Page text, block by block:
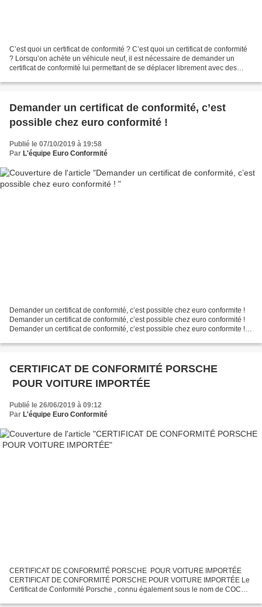
C’est quoi un certificat de conformité ? C’est quoi un certificat de conformité
? Lorsqu’on achète un véhicule neuf, il est nécessaire de demander un
certificat de conformité lui permettant de se déplacer librement avec des
Demander un certificat de conformité, c’est
possible chez euro conformité !
Publié le 07/10/2019 à 19:58
Par L'équipe Euro Conformité
Demander un certificat de conformité, c’est possible chez euro conformite !
Demander un certificat de conformité, c’est possible chez euro conformité !
Demander un certificat de conformité, c’est possible chez euro conformite !
CERTIFICAT DE CONFORMITÉ PORSCHE
POUR VOITURE IMPORTÉE
Publié le 26/06/2019 à 09:12
Par L'équipe Euro Conformité
CERTIFICAT DE CONFORMITÉ PORSCHE POUR VOITURE IMPORTÉE
CERTIFICAT DE CONFORMITÉ PORSCHE POUR VOITURE IMPORTÉE Le
Certificat de Conformité Porsche , connu également sous le nom de COC